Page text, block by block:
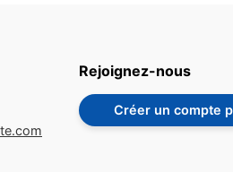
Rejoignez-nous
Créer un compte